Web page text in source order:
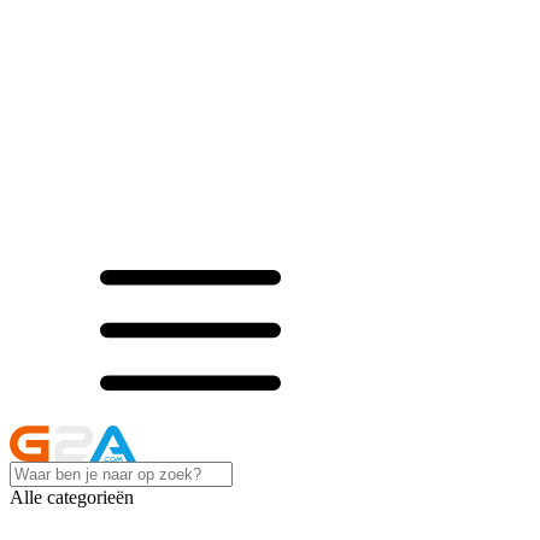
Alle categorieën